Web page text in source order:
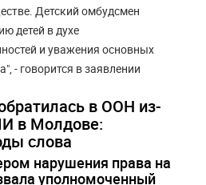
Детский омбудсмен
детей в духе
и уважения основных
- говорится в заявлении
в ООН из-
в Молдове:
слова
нарушения права на
уполномоченный